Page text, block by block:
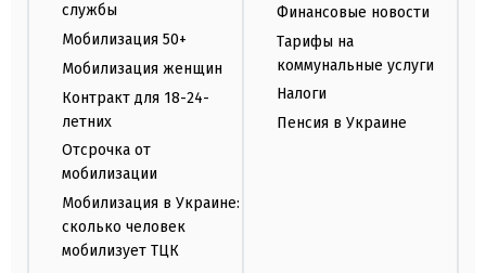
службы
Мобилизация 50+
Мобилизация женщин
Контракт для 18-24-
летних
Отсрочка от
мобилизации
Мобилизация в Украине:
сколько человек
мобилизует ТЦК
Финансовые новости
Тарифы на
коммунальные услуги
Налоги
Пенсия в Украине